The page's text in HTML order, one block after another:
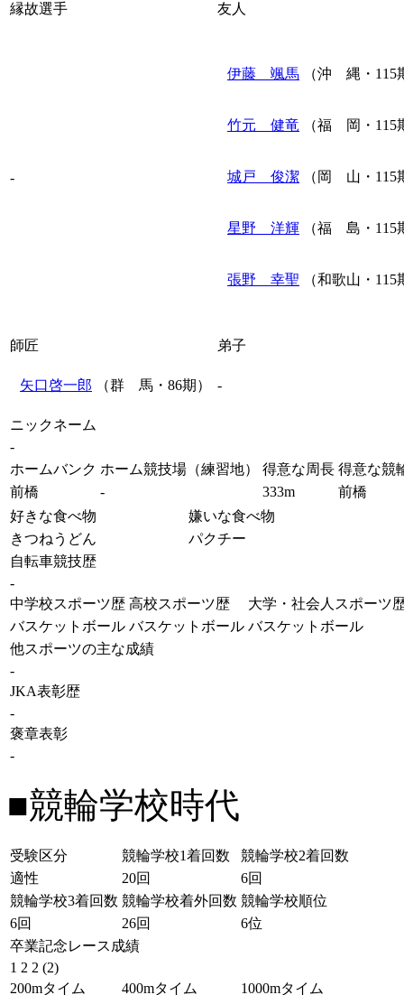
縁故選手 友人
-
伊藤 颯馬 （沖 縄・115
竹元 健竜 （福 岡・115
城戸 俊潔 （岡 山・115
星野 洋輝 （福 島・115
張野 幸聖 （和歌山・115
師匠 弟子
矢口啓一郎 （群 馬・86期） -
ニックネーム
-
ホームバンク ホーム競技場（練習地） 得意な周長 得意な競
前橋
- 333m
前橋
好きな食べ物
嫌いな食べ物
きつねうどん
パクチー
自転車競技歴
-
中学校スポーツ歴 高校スポーツ歴
大学・社会人スポーツ
バスケットボール バスケットボール バスケットボール
他スポーツの主な成績
-
JKA表彰歴
-
褒章表彰
-
■競輪学校時代
受験区分 競輪学校1着回数
競輪学校2着回数
適性
20回
6回
競輪学校3着回数 競輪学校着外回数 競輪学校順位
6回
26回
6位
卒業記念レース成績
1 2 2 (2)
200mタイム
400mタイム
1000mタイム